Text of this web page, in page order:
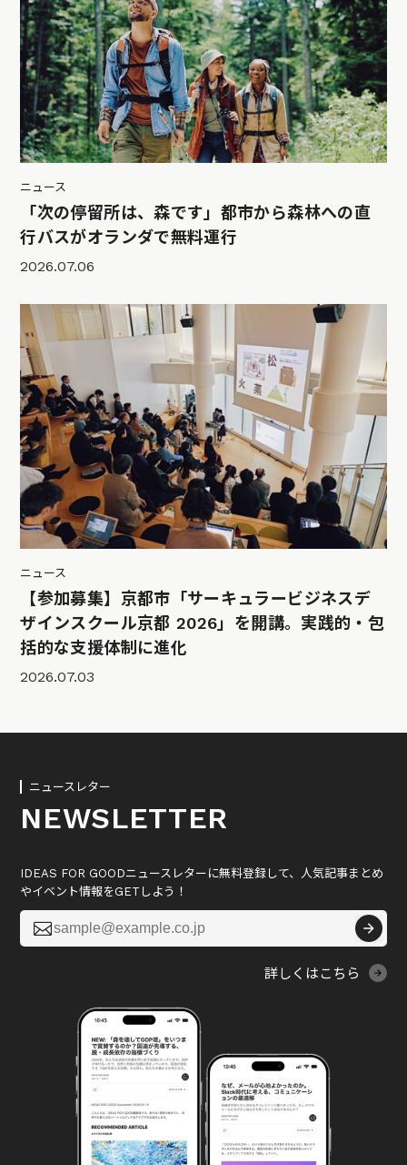
ニュース
「次の停留所は、森です」都市から森林への直
行バスがオランダで無料運行
2026.07.06
ニュース
【参加募集】京都市「サーキュラービジネスデ
ザインスクール京都 2026」を開講。実践的・包
括的な支援体制に進化
2026.07.03
ニュースレター
NEWSLETTER
IDEAS FOR GOODニュースレターに無料登録して、人気記事まとめ
やイベント情報をGETしよう！

詳しくはこちら